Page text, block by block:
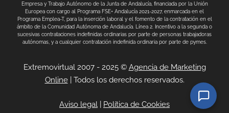
Empresa y Trabajo Autónomo de la Junta de Andalucía, financiada por la Unión
Europea con cargo al Programa FSE+ Andalucía 2021-2027, enmarcada en el
Programa Emplea-T, para la inserción laboral y el fomento de la contratación en el
ámbito de la Comunidad Autónoma de Andalucía. Línea 2. Incentivo a la segunda o
sucesivas contrataciones indefinidas ordinarias por parte de personas trabajadoras
autónomas, y a cualquier contratación indefinida ordinaria por parte de pymes.
Extremovirtual 2007 - 2025 © Agencia de Marketing
Online| Todos los derechos reservados.
Aviso legal Política de Cookies